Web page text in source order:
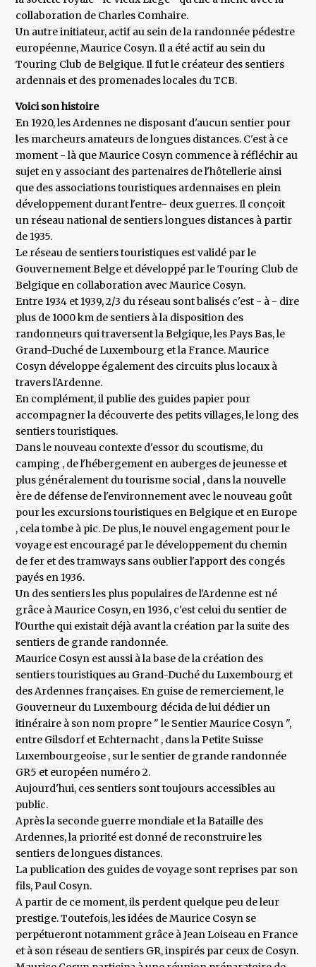
collaboration de Charles Comhaire.
Un autre initiateur, actif au sein de la randonnée pédestre
européenne, Maurice Cosyn. Il a été actif au sein du
Touring Club de Belgique. Il fut le créateur des sentiers
ardennais et des promenades locales du TCB.
Voici son histoire
En 1920, les Ardennes ne disposant d'aucun sentier pour
les marcheurs amateurs de longues distances. C'est à ce
moment - là que Maurice Cosyn commence à réfléchir au
sujet en y associant des partenaires de l'hôtellerie ainsi
que des associations touristiques ardennaises en plein
développement durant l'entre- deux guerres. Il conçoit
un réseau national de sentiers longues distances à partir
de 1935.
Le réseau de sentiers touristiques est validé par le
Gouvernement Belge et développé par le Touring Club de
Belgique en collaboration avec Maurice Cosyn.
Entre 1934 et 1939, 2/3 du réseau sont balisés c'est - à - dire
plus de 1000 km de sentiers à la disposition des
randonneurs qui traversent la Belgique, les Pays Bas, le
Grand-Duché de Luxembourg et la France. Maurice
Cosyn développe également des circuits plus locaux à
travers l'Ardenne.
En complément, il publie des guides papier pour
accompagner la découverte des petits villages, le long des
sentiers touristiques.
Dans le nouveau contexte d'essor du scoutisme, du
camping , de l'hébergement en auberges de jeunesse et
plus généralement du tourisme social , dans la nouvelle
ère de défense de l'environnement avec le nouveau goût
pour les excursions touristiques en Belgique et en Europe
, cela tombe à pic. De plus, le nouvel engagement pour le
voyage est encouragé par le développement du chemin
de fer et des tramways sans oublier l'apport des congés
payés en 1936.
Un des sentiers les plus populaires de l'Ardenne est né
grâce à Maurice Cosyn, en 1936, c'est celui du sentier de
l'Ourthe qui existait déjà avant la création par la suite des
sentiers de grande randonnée.
Maurice Cosyn est aussi à la base de la création des
sentiers touristiques au Grand-Duché du Luxembourg et
des Ardennes françaises. En guise de remerciement, le
Gouverneur du Luxembourg décida de lui dédier un
itinéraire à son nom propre " le Sentier Maurice Cosyn ",
entre Gilsdorf et Echternacht , dans la Petite Suisse
Luxembourgeoise , sur le sentier de grande randonnée
GR5 et européen numéro 2.
Aujourd'hui, ces sentiers sont toujours accessibles au
public.
Après la seconde guerre mondiale et la Bataille des
Ardennes, la priorité est donné de reconstruire les
sentiers de longues distances.
La publication des guides de voyage sont reprises par son
fils, Paul Cosyn.
A partir de ce moment, ils perdent quelque peu de leur
prestige. Toutefois, les idées de Maurice Cosyn se
perpétueront notamment grâce à Jean Loiseau en France
et à son réseau de sentiers GR, inspirés par ceux de Cosyn.